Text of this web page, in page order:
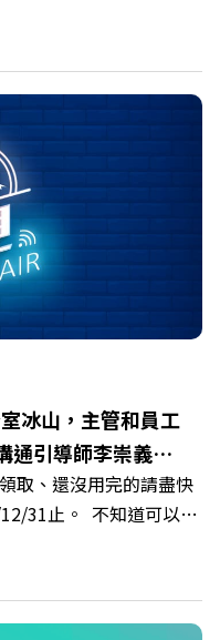
優鮮」品牌同步升級的
統農業縣的侷限，讓返
得好」，更為地方累積
見ON AIR》邀請嘉義
傳媒集團董事長謝金
嘉義縣人力發展所所長
了》書中收錄的八年轉
並共同看見下一個黃金
何攜手團隊，在大牌林
🔺品牌如何雙重升級，
如何將自身的失敗學，
？🔺在迎向黃金十年的
居的未來？ 主持人／
李建興 與談人／嘉義縣
信傳媒集團董事長 謝金
縣人力發展所所長 許
手速搶下破天荒的獨家
關注《遠見》更多
：
bit.ly/38jNi9k
冰山，主管和員工
通引導師李崇義、
取、還沒用完的請盡快
31止。 不知道可以在
店家】專區，全台五千
用地點！ ➡️
上為 FMTaiwan 與
場中感到焦慮、害怕